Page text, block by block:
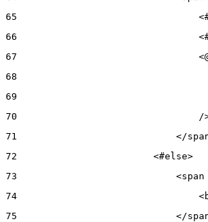
65
66
67
68
69
70
/
71
</
72
                        <#else>
73
74
75
</